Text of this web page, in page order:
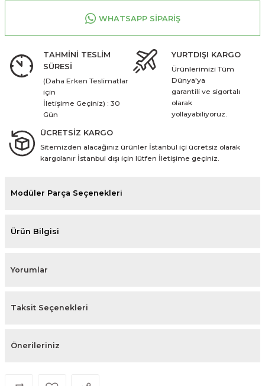
WHATSAPP SİPARİŞ
TAHMİNİ TESLİM
SÜRESİ
(Daha Erken Teslimatlar
için
İletişime Geçiniz) : 30
Gün
YURTDIŞI KARGO
Ürünlerimizi Tüm
Dünya'ya
garantili ve sigortalı
olarak
yollayabiliyoruz.
ÜCRETSİZ KARGO
Sitemizden alacağınız ürünler İstanbul içi ücretsiz olarak
kargolanır İstanbul dışı için lütfen İletişime geçiniz.
Modüler Parça Seçenekleri
Ürün Bilgisi
Yorumlar
Taksit Seçenekleri
Önerileriniz